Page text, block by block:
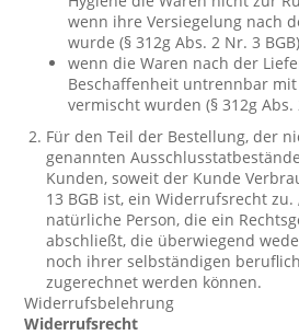
wenn ihre Versiegelung nach
wurde (§ 312g Abs. 2 Nr. 3
wenn die Waren nach der
Beschaffenheit untrennbar
vermischt wurden (§ 312g Abs.
Für den Teil der Bestellung, der
genannten
Kunden, soweit der Kunde
13 BGB ist, ein Widerrufsrecht zu.
natürliche Person, die ein
abschließt, die überwiegend
noch ihrer selbständigen
zugerechnet werden können.
Widerrufsbelehrung
Widerrufsrecht